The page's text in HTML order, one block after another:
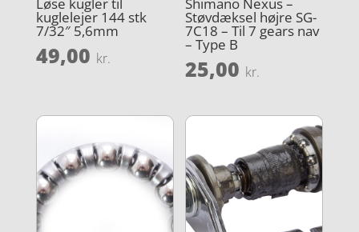
Løse kugler til
kuglelejer 144 stk
7/32″ 5,6mm
49,00 kr.
Shimano Nexus –
Støvdæksel højre SG-
7C18 – Til 7 gears nav
– Type B
25,00 kr.